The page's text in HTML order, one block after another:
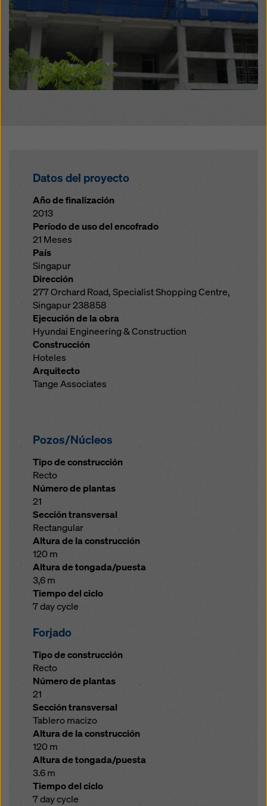
Datos del proyecto
Año de finalización
2013
Período de uso del encofrado
21 Meses
País
Singapur
Dirección
277 Orchard Road, Specialist Shopping Centre,
Singapur 238858
Ejecución de la obra
Hyundai Engineering & Construction
Construcción
Hoteles
Arquitecto
Tange Associates
Pozos/Núcleos
Tipo de construcción
Recto
Número de plantas
21
Sección transversal
Rectangular
Altura de la construcción
120 m
Altura de tongada/puesta
3,6 m
Tiempo del ciclo
7 day cycle
Forjado
Tipo de construcción
Recto
Número de plantas
21
Sección transversal
Tablero macizo
Altura de la construcción
120 m
Altura de tongada/puesta
3.6 m
Tiempo del ciclo
7 day cycle